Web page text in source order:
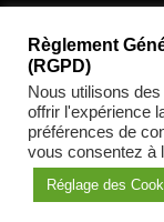
MENTIONS
PRÉFÉRENCES
© Copyright 2026
Règlement
(RGPD)
Nous utilisons
offrir l'expérience
préférences de
vous consentez à
Réglage des